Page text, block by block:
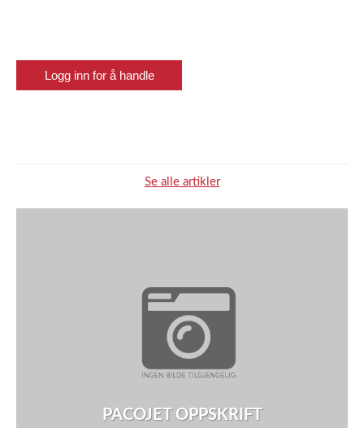
Logg inn for å handle
Se alle artikler
PACOJET OPPSKRIFT